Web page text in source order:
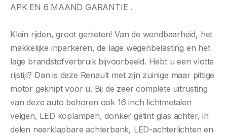
APK EN 6 MAAND GARANTIE .
Klein rijden, groot genieten! Van de wendbaarheid, het
makkelijke inparkeren, de lage wegenbelasting en het
lage brandstofverbruik bijvoorbeeld. Hebt u een vlotte
rijstijl? Dan is deze Renault met zijn zuinige maar pittige
motor geknipt voor u. Bij de zeer complete uitrusting
van deze auto behoren ook 16 inch lichtmetalen
velgen, LED koplampen, donker getint glas achter, in
delen neerklapbare achterbank, LED-achterlichten en